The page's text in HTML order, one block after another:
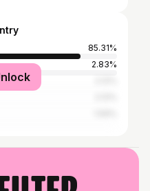
85.31%
2.83%